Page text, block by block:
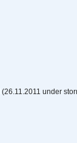
(26.11.2011 under